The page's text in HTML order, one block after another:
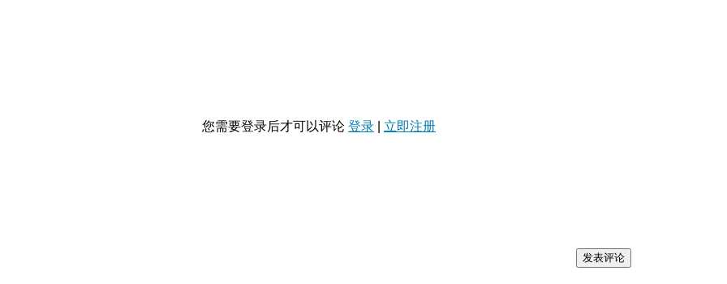
您需要登录后才可以评论 登录 立即注册
发表评论